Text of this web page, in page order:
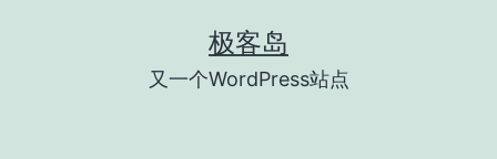
极客岛
又一个WordPress站点